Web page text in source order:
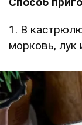
1. В
морковь, лук